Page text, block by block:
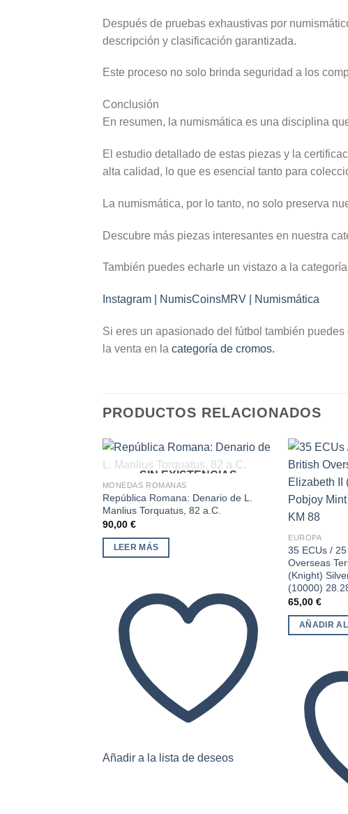
Después de pruebas exhaustivas por
descripción y clasificación garantizada.
Este proceso no solo brinda seguridad a los
Conclusión
En resumen, la numismática es una disciplina
El estudio detallado de estas piezas y la
alta calidad, lo que es esencial tanto para
La numismática, por lo tanto, no solo preserva
Descubre más piezas interesantes en nuestra
También puedes echarle un vistazo a la categoría
Instagram | NumisCoinsMRV | Numismática
Si eres un apasionado del fútbol también
la venta en la categoría de cromos.
PRODUCTOS RELACIONADOS
SIN EXISTENCIAS
MONEDAS ROMANAS
República Romana: Denario de L.
Manlius Torquatus, 82 a.C.
90,00 €
LEER MÁS
Añadir a la lista de deseos
EUROPA
35 ECUs /
Overseas
(Knight)
(10000)
65,00€
AÑADIR